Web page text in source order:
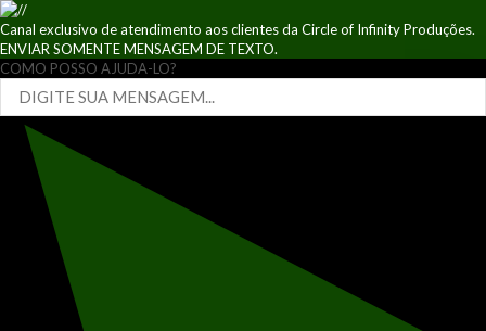
Canal exclusivo de atendimento aos clientes da Circle of Infinity Produções.
ENVIAR SOMENTE MENSAGEM DE TEXTO.
COMO POSSO AJUDA-LO?